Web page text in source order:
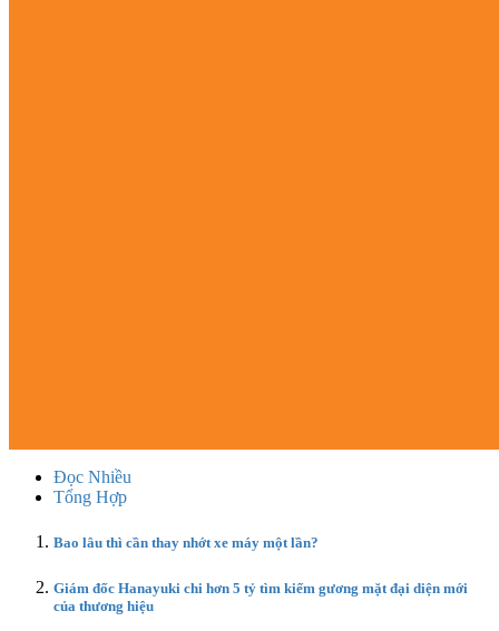
Đọc Nhiều
Tổng Hợp
Bao lâu thì cần thay nhớt xe máy một lần?
Giám đốc Hanayuki chi hơn 5 tỷ tìm kiếm gương mặt đại diện mới
của thương hiệu